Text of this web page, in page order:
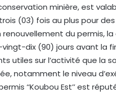
minière, est
(03) fois au plus pour
renouvellement du permis,
dix (90) jours avant la
utiles sur l’activité que la
notamment le niveau
‘‘Koubou Est’’ est